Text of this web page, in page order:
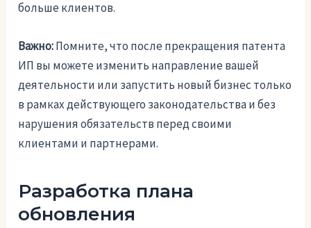
больше клиентов.
Важно:Помните, что после прекращения патента
ИП вы можете изменить направление вашей
деятельности или запустить новый бизнес только
в рамках действующего законодательства и без
нарушения обязательств перед своими
клиентами и партнерами.
Разработка плана
обновления